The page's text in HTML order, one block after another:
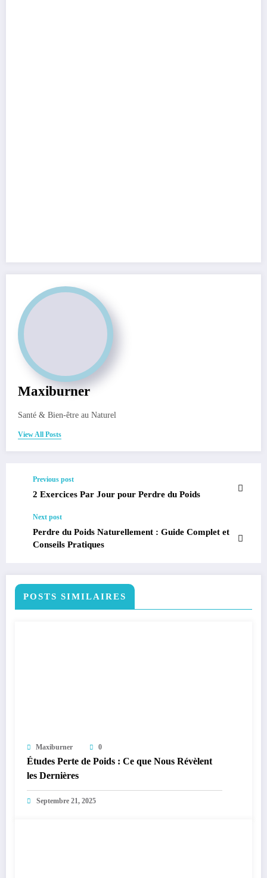
Maxiburner
Santé & Bien-être au Naturel
View All Posts
Previous post
2 Exercices Par Jour pour Perdre du Poids
Next post
Perdre du Poids Naturellement : Guide Complet et
Conseils Pratiques
POSTS SIMILAIRES
Maxiburner 0
Études Perte de Poids : Ce que Nous Révèlent
les Dernières
Septembre 21, 2025